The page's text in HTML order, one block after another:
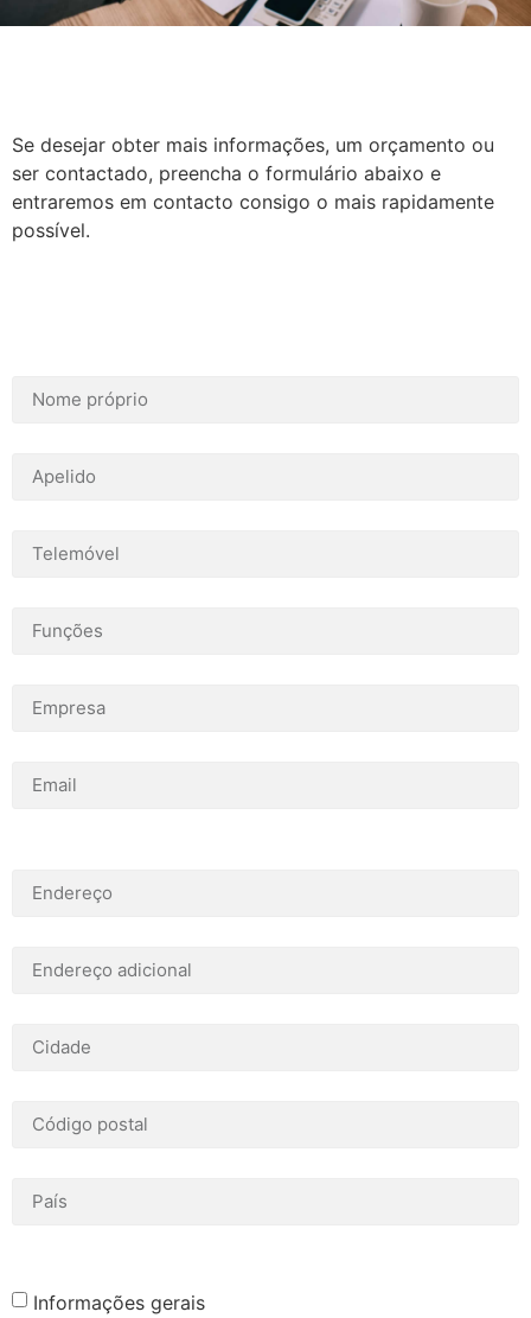
Se desejar obter mais informações, um orçamento ou
ser contactado, preencha o formulário abaixo e
entraremos em contacto consigo o mais rapidamente
possível.
Informações gerais